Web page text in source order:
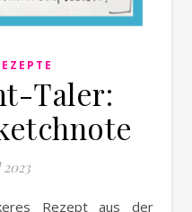
Taler: